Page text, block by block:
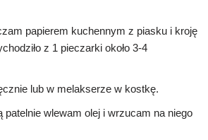
papierem kuchennym z piasku i kroję
z 1 pieczarki około 3-4
lub w melakserze w kostkę.
patelnie wlewam olej i wrzucam na niego